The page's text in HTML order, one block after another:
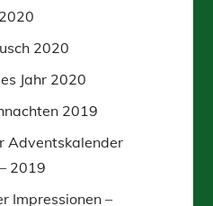
2020
Jahr 2020
2019
Adventskalender
2019
Impressionen –